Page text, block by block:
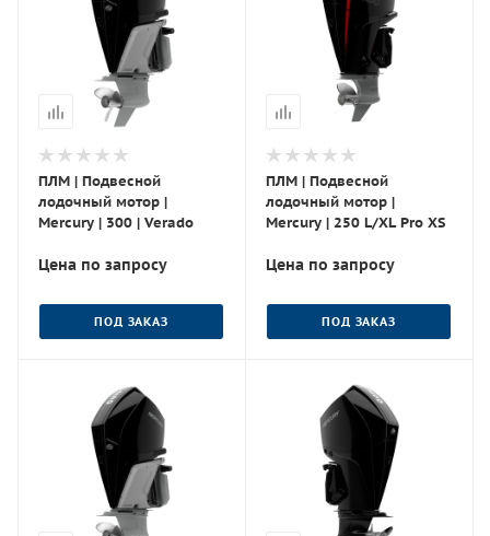
ПЛМ | Подвесной
лодочный мотор |
Mercury | 300 | Verado
Цена по запросу
ПОД ЗАКАЗ
ПЛМ | Подвесной
лодочный мотор |
Mercury | 250 L/XL Pro XS
Цена по запросу
ПОД ЗАКАЗ